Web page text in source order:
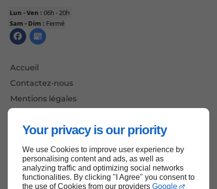
Your privacy is our priority
We use Cookies to improve user experience by
personalising content and ads, as well as
analyzing traffic and optimizing social networks
functionalities. By clicking "I Agree" you consent to
the use of Cookies from our providers Google
Lun - Ven : 06h - 20h
Sam - Dim : Fermé
Accueil
Contactez-nous
Mentions légales
Haut de page